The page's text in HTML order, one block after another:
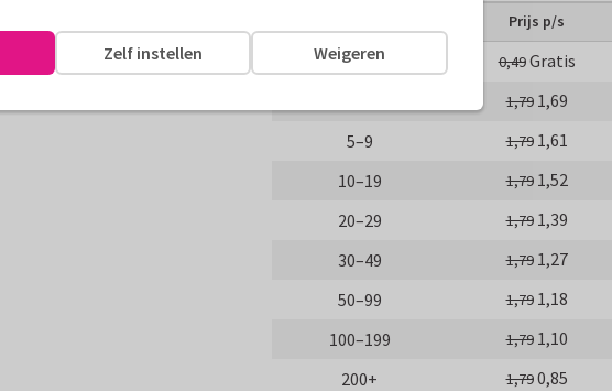
Prijs p/s
Proefdruk 0,49Gratis
1,79 1,69
5–9
1,79 1,61
10–19
1,79 1,52
20–29
1,79 1,39
30–49
1,79 1,27
50–99
1,79 1,18
100–199
1,79 1,10
200+
1,790,85
Weigeren
Zelf instellen